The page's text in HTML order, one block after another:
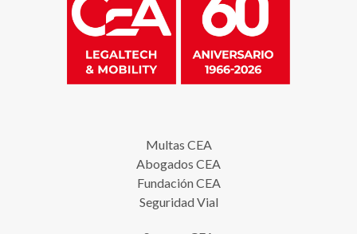
Multas CEA
Abogados CEA
Fundación CEA
Seguridad Vial